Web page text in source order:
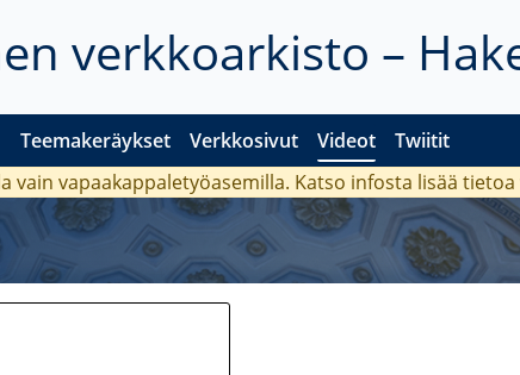
verkkoarkisto –
Teemakeräykset Verkkosivut Videot Twiitit
vain vapaakappaletyöasemilla. Katso infosta lisää